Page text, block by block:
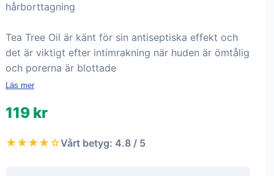
hårborttagning
Tea Tree Oil är känt för sin antiseptiska effekt och
det är viktigt efter intimrakning när huden är ömtålig
och porerna är blottade
Läs mer
119 kr
★★★★☆Vårt betyg: 4.8 / 5